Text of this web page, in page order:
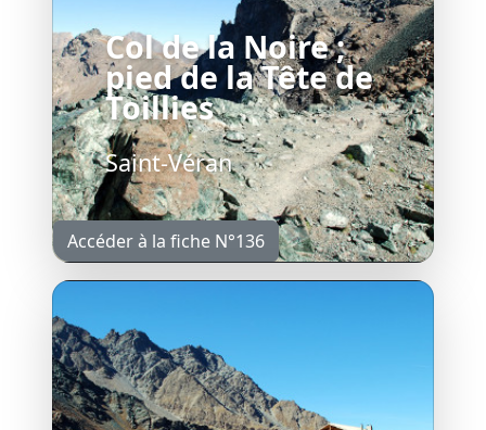
Col de la Noire ;
pied de la Tête de
Toillies
Saint-Véran
Accéder à la fiche N°136